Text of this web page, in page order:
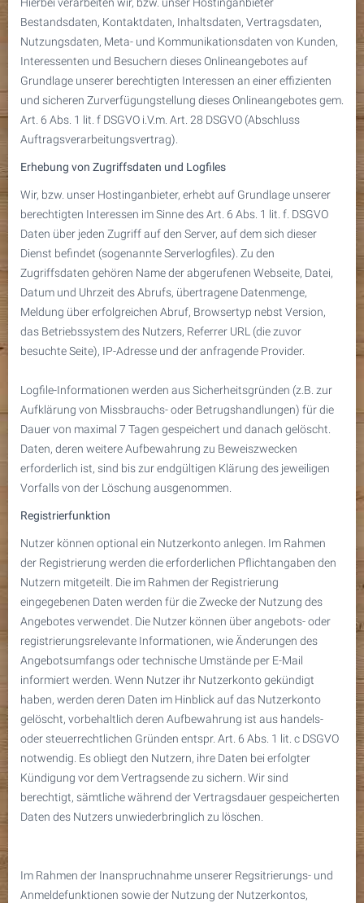
Bestandsdaten, Kontaktdaten, Inhaltsdaten, Vertragsdaten,
Nutzungsdaten, Meta- und Kommunikationsdaten von Kunden,
Interessenten und Besuchern dieses Onlineangebotes auf
Grundlage unserer berechtigten Interessen an einer effizienten
und sicheren Zurverfügungstellung dieses Onlineangebotes gem.
Art. 6 Abs. 1 lit. f DSGVO i.V.m. Art. 28 DSGVO (Abschluss
Auftragsverarbeitungsvertrag).
Erhebung von Zugriffsdaten und Logfiles
Wir, bzw. unser Hostinganbieter, erhebt auf Grundlage unserer
berechtigten Interessen im Sinne des Art. 6 Abs. 1 lit. f. DSGVO
Daten über jeden Zugriff auf den Server, auf dem sich dieser
Dienst befindet (sogenannte Serverlogfiles). Zu den
Zugriffsdaten gehören Name der abgerufenen Webseite, Datei,
Datum und Uhrzeit des Abrufs, übertragene Datenmenge,
Meldung über erfolgreichen Abruf, Browsertyp nebst Version,
das Betriebssystem des Nutzers, Referrer URL (die zuvor
besuchte Seite), IP-Adresse und der anfragende Provider.
Logfile-Informationen werden aus Sicherheitsgründen (z.B. zur
Aufklärung von Missbrauchs- oder Betrugshandlungen) für die
Dauer von maximal 7 Tagen gespeichert und danach gelöscht.
Daten, deren weitere Aufbewahrung zu Beweiszwecken
erforderlich ist, sind bis zur endgültigen Klärung des jeweiligen
Vorfalls von der Löschung ausgenommen.
Registrierfunktion
Nutzer können optional ein Nutzerkonto anlegen. Im Rahmen
der Registrierung werden die erforderlichen Pflichtangaben den
Nutzern mitgeteilt. Die im Rahmen der Registrierung
eingegebenen Daten werden für die Zwecke der Nutzung des
Angebotes verwendet. Die Nutzer können über angebots- oder
registrierungsrelevante Informationen, wie Änderungen des
Angebotsumfangs oder technische Umstände per E-Mail
informiert werden. Wenn Nutzer ihr Nutzerkonto gekündigt
haben, werden deren Daten im Hinblick auf das Nutzerkonto
gelöscht, vorbehaltlich deren Aufbewahrung ist aus handels-
oder steuerrechtlichen Gründen entspr. Art. 6 Abs. 1 lit. c DSGVO
notwendig. Es obliegt den Nutzern, ihre Daten bei erfolgter
Kündigung vor dem Vertragsende zu sichern. Wir sind
berechtigt, sämtliche während der Vertragsdauer gespeicherten
Daten des Nutzers unwiederbringlich zu löschen.
Im Rahmen der Inanspruchnahme unserer Regsitrierungs- und
Anmeldefunktionen sowie der Nutzung der Nutzerkontos,